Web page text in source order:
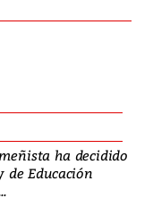
ha decidido
Educación